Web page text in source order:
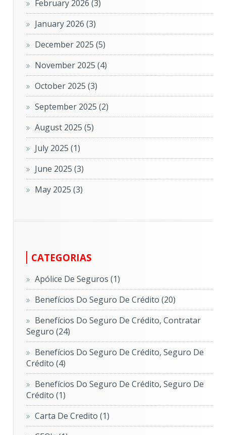
February 2026(3)
January 2026(3)
December 2025(5)
November 2025(4)
October 2025(3)
September 2025(2)
August 2025(5)
July 2025(1)
June 2025(3)
May 2025(3)
CATEGORIAS
Apólice De Seguros(1)
Benefícios Do Seguro De Crédito(20)
Benefícios Do Seguro De Crédito, Contratar
Seguro(24)
Benefícios Do Seguro De Crédito, Seguro De
Crédito(4)
Benefícios Do Seguro De Crédito, Seguro De
Crédito(1)
Carta De Credito(1)